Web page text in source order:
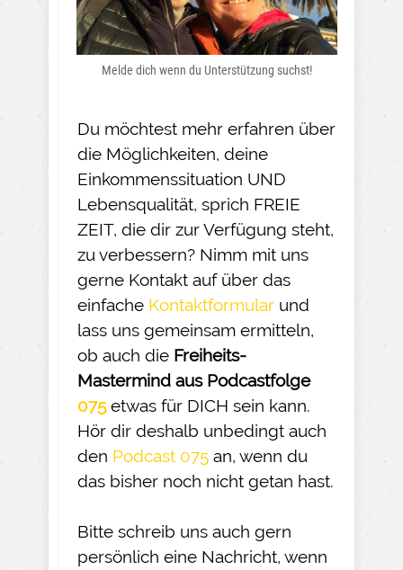
Melde dich wenn du Unterstützung suchst!
Du möchtest mehr erfahren über
die Möglichkeiten, deine
Einkommenssituation UND
Lebensqualität, sprich FREIE
ZEIT, die dir zur Verfügung steht,
zu verbessern? Nimm mit uns
gerne Kontakt auf über das
einfache Kontaktformular und
lass uns gemeinsam ermitteln,
ob auch die Freiheits-
Mastermind aus Podcastfolge
075etwas für DICH sein kann.
Hör dir deshalb unbedingt auch
den Podcast 075 an, wenn du
das bisher noch nicht getan hast.
Bitte schreib uns auch gern
persönlich eine Nachricht, wenn